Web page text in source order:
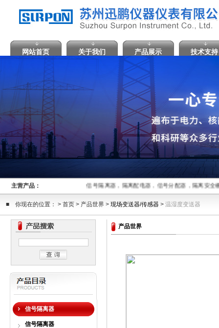
网站首页 关于我们 产品展示 技术支持
主营产品： 信号隔离器，隔离配电器，信号分配器，隔离安全
■ 你现在的位置： > 首页 > 产品世界 > 现场变送器/传感器 > 温湿度变送器
信号隔离器
信号隔离器
产品世界